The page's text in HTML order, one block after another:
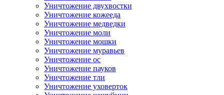
Уничтожение двухвостки
Уничтожение кожееда
Уничтожение медведки
Уничтожение моли
Уничтожение мошки
Уничтожение муравьев
Уничтожение ос
Уничтожение пауков
Уничтожение тли
Уничтожение уховерток